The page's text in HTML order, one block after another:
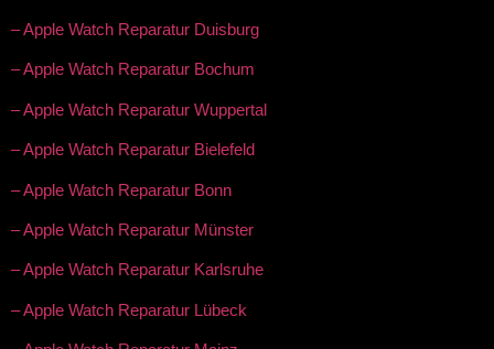
– Apple Watch Reparatur Duisburg
– Apple Watch Reparatur Bochum
– Apple Watch Reparatur Wuppertal
– Apple Watch Reparatur Bielefeld
– Apple Watch Reparatur Bonn
– Apple Watch Reparatur Münster
– Apple Watch Reparatur Karlsruhe
– Apple Watch Reparatur Lübeck